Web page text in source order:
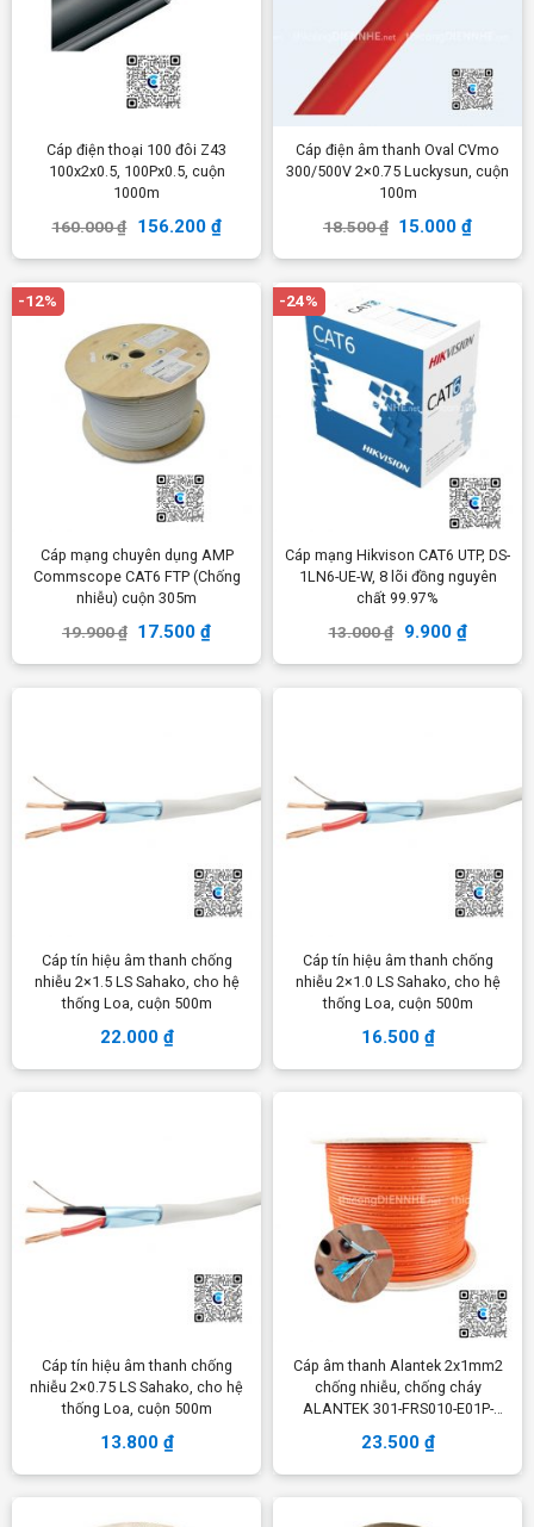
Cáp điện thoại 100 đôi Z43
100x2x0.5, 100Px0.5, cuộn
1000m
160.000₫ 156.200 ₫
Cáp điện âm thanh Oval CVmo
300/500V 2×0.75 Luckysun, cuộn
100m
18.500₫ 15.000₫
-12%
Cáp mạng chuyên dụng AMP
Commscope CAT6 FTP (Chống
nhiễu) cuộn 305m
19.900₫ 17.500₫
-24%
Cáp mạng Hikvison CAT6 UTP, DS-
1LN6-UE-W, 8 lõi đồng nguyên
chất 99.97%
13.000₫ 9.900 ₫
Cáp tín hiệu âm thanh chống
nhiễu 2×1.5 LS Sahako, cho hệ
thống Loa, cuộn 500m
22.000 ₫
Cáp tín hiệu âm thanh chống
nhiễu 2×1.0 LS Sahako, cho hệ
thống Loa, cuộn 500m
16.500 ₫
Cáp tín hiệu âm thanh chống
nhiễu 2×0.75 LS Sahako, cho hệ
thống Loa, cuộn 500m
13.800 ₫
Cáp âm thanh Alantek 2x1mm2
chống nhiễu, chống cháy
ALANTEK 301-FRS010-E01P-
23.500 ₫